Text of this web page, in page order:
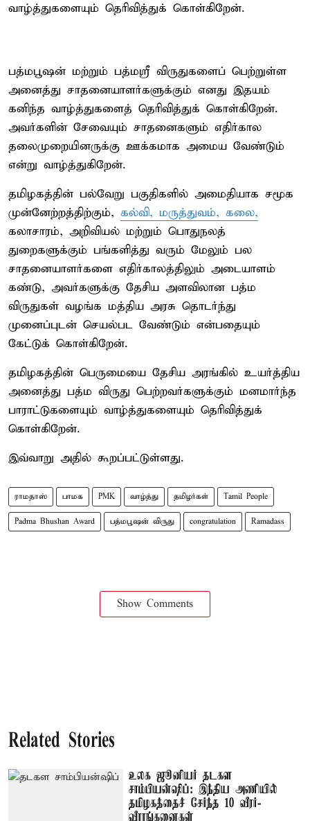
வாழ்த்துகளையும் தெரிவித்துக் கொள்கிறேன்.
பத்மபூஷன் மற்றும் பத்மஸ்ரீ விருதுகளைப் பெற்றுள்ள
அனைத்து சாதனையாளர்களுக்கும் எனது இதயம்
கனிந்த வாழ்த்துகளைத் தெரிவித்துக் கொள்கிறேன்.
அவர்களின் சேவையும் சாதனைகளும் எதிர்கால
தலைமுறையினருக்கு ஊக்கமாக அமைய வேண்டும்
என்று வாழ்த்துகிறேன்.
தமிழகத்தின் பல்வேறு பகுதிகளில் அமைதியாக சமூக
முன்னேற்றத்திற்கும், கல்வி, மருத்துவம், கலை,
கலாசாரம், அறிவியல் மற்றும் பொதுநலத்
துறைகளுக்கும் பங்களித்து வரும் மேலும் பல
சாதனையாளர்களை எதிர்காலத்திலும் அடையாளம்
கண்டு, அவர்களுக்கு தேசிய அளவிலான பத்ம
விருதுகள் வழங்க மத்திய அரசு தொடர்ந்து
முனைப்புடன் செயல்பட வேண்டும் என்பதையும்
கேட்டுக் கொள்கிறேன்.
தமிழகத்தின் பெருமையை தேசிய அரங்கில் உயர்த்திய
அனைத்து பத்ம விருது பெற்றவர்களுக்கும் மனமார்ந்த
பாராட்டுகளையும் வாழ்த்துகளையும் தெரிவித்துக்
கொள்கிறேன்.
இவ்வாறு அதில் கூறப்பட்டுள்ளது.
ராமதாஸ் பாமக PMK வாழ்த்து தமிழர்கள் Tamil People
Padma Bhushan Award பத்மபூஷன் விருது congratulation Ramadass
Show Comments
Related Stories
உலக ஜூனியர் தடகள
சாம்பியன்ஷிப்: இந்திய அணியில்
தமிழகத்தைச் சேர்ந்த 10 வீரர்-
வீராங்கனைகள்